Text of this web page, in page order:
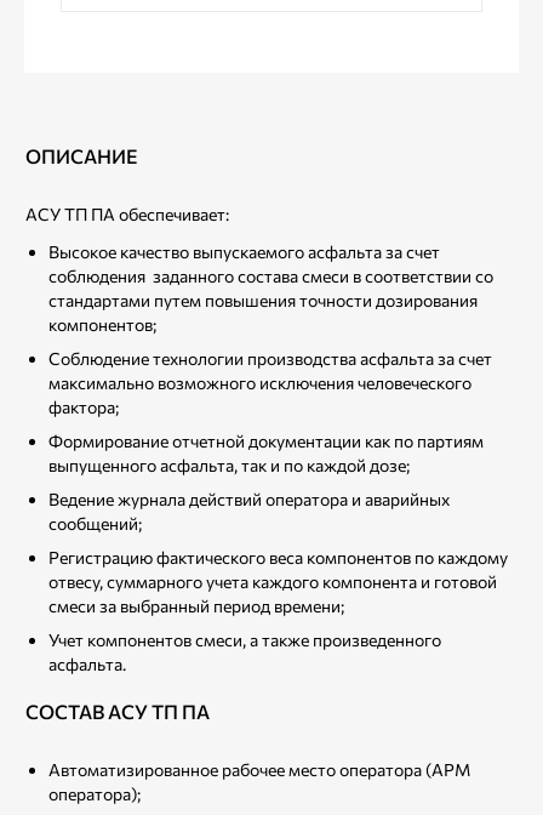
ОПИСАНИЕ
АСУ ТП ПА обеспечивает:
Высокое качество выпускаемого асфальта за счет
соблюдения заданного состава смеси в соответствии со
стандартами путем повышения точности дозирования
компонентов;
Соблюдение технологии производства асфальта за счет
максимально возможного исключения человеческого
фактора;
Формирование отчетной документации как по партиям
выпущенного асфальта, так и по каждой дозе;
Ведение журнала действий оператора и аварийных
сообщений;
Регистрацию фактического веса компонентов по каждому
отвесу, суммарного учета каждого компонента и готовой
смеси за выбранный период времени;
Учет компонентов смеси, а также произведенного
асфальта.
СОСТАВ АСУ ТП ПА
Автоматизированное рабочее место оператора (АРМ
оператора);